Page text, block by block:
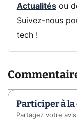
Actualitésou
Suivez-nous
tech !
Participer à
Partagez votre